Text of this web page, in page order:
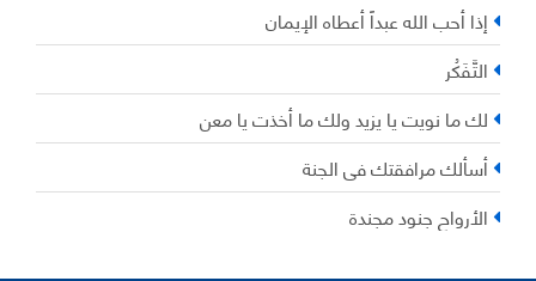
إذا أحب الله عبداً أعطاه الإيمان
التَّفَكُر
لك ما نويت يا يزيد ولك ما أخذت يا معن
أسألك مرافقتك في الجنة
الأرواح جنود مجندة